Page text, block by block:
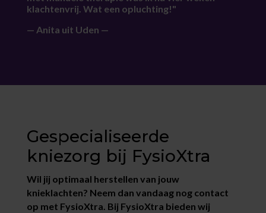
klachtenvrij. Wat een opluchting!"
— Anita uit Uden —
Gespecialiseerde
kniezorg bij FysioXtra
Wil jij optimaal herstellen van jouw
knieklachten? Neem dan vandaag nog contact
op met FysioXtra. Bij FysioXtra bieden wij